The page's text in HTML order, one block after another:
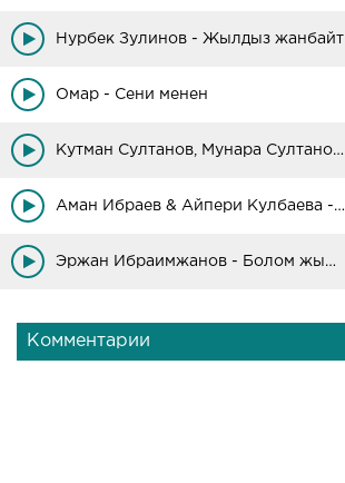
Нурбек Зулинов - Жылдыз жанбайт
Омар - Сени менен
Кутман Султанов, Мунара Султанова - Жубайлардын айтышы
Аман Ибраев & Айпери Кулбаева - Талым кыз менен Кобоктун айтышы
Эржан Ибраимжанов - Болом жылдыз
Комментарии